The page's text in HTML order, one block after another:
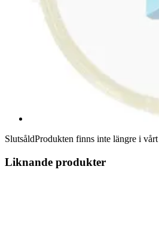
SlutsåldProdukten finns inte längre i
Liknande produkter